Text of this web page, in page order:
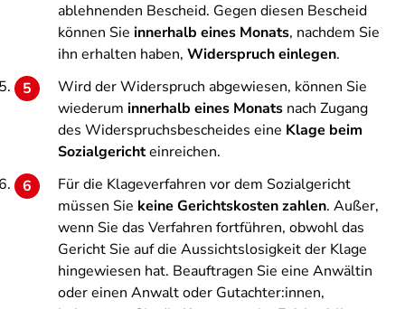
ablehnenden Bescheid. Gegen diesen Bescheid
können Sie innerhalb eines Monats, nachdem Sie
ihn erhalten haben, Widerspruch einlegen.
Wird der Widerspruch abgewiesen, können Sie
wiederum innerhalb eines Monats nach Zugang
des Widerspruchsbescheides eine Klage beim
Sozialgerichteinreichen.
Für die Klageverfahren vor dem Sozialgericht
müssen Sie keine Gerichtskosten zahlen. Außer,
wenn Sie das Verfahren fortführen, obwohl das
Gericht Sie auf die Aussichtslosigkeit der Klage
hingewiesen hat. Beauftragen Sie eine Anwältin
oder einen Anwalt oder Gutachter:innen,